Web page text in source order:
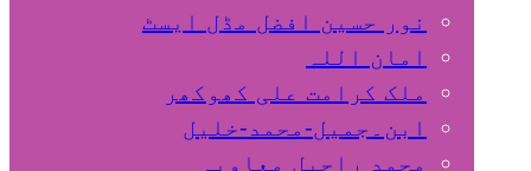
نور حسین افضل مڈل ایسٹ
امان اللہ
ملک کرامت علی کھوکھر
ابن۔جمیل-محمد-خلیل
محمد راحیل معاویہ